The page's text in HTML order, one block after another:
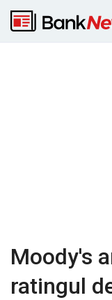
Moody's
ratingul